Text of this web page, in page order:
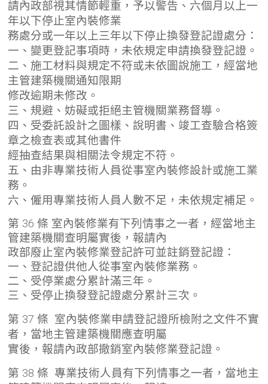
請內政部視其情節輕重，予以警告、六個月以上一
年以下停止室內裝修業
務處分或一年以上三年以下停止換發登記證處分：
一、變更登記事項時，未依規定申請換發登記證。
二、施工材料與規定不符或未依圖說施工，經當地
主管建築機關通知限期
修改逾期未修改。
三、規避、妨礙或拒絕主管機關業務督導。
四、受委託設計之圖樣、說明書、竣工查驗合格簽
章之檢查表或其他書件
經抽查結果與相關法令規定不符。
五、由非專業技術人員從事室內裝修設計或施工業
務。
六、僱用專業技術人員人數不足，未依規定補足。
第 36 條 室內裝修業有下列情事之一者，經當地主
管建築機關查明屬實後，報請內
政部廢止室內裝修業登記許可並註銷登記證：
一、登記證供他人從事室內裝修業務。
二、受停業處分累計滿三年。
三、受停止換發登記證處分累計三次。
第 37 條 室內裝修業申請登記證所檢附之文件不實
者，當地主管建築機關應查明屬
實後，報請內政部撤銷室內裝修業登記證。
第 38 條 專業技術人員有下列情事之一者，當地主